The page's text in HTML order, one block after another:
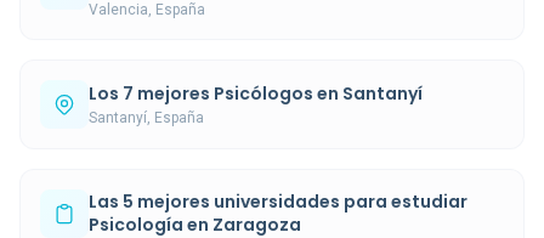
Valencia, España
Los 7 mejores Psicólogos en Santanyí
Santanyí, España
Las 5 mejores universidades para estudiar
Psicología en Zaragoza